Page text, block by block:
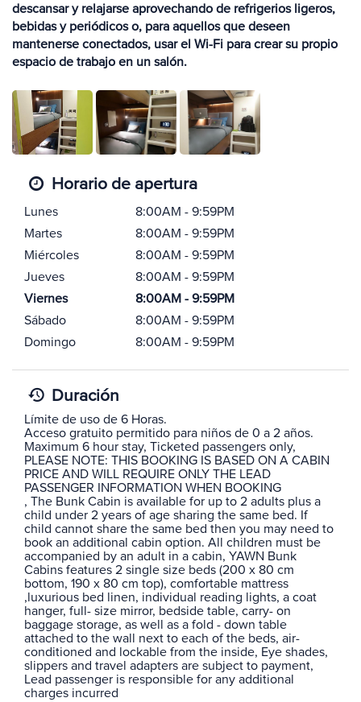
descansar y relajarse aprovechando de refrigerios ligeros,
bebidas y periódicos o, para aquellos que deseen
mantenerse conectados, usar el Wi-Fi para crear su propio
espacio de trabajo en un salón.
Horario de apertura
Lunes
8:00AM - 9:59PM
Martes
8:00AM - 9:59PM
Miércoles
8:00AM - 9:59PM
Jueves
8:00AM - 9:59PM
Viernes
8:00AM - 9:59PM
Sábado
8:00AM - 9:59PM
Domingo
8:00AM - 9:59PM
Duración
Límite de uso de 6 Horas.
Acceso gratuito permitido para niños de 0 a 2 años.
Maximum 6 hour stay, Ticketed passengers only,
PLEASE NOTE: THIS BOOKING IS BASED ON A CABIN
PRICE AND WILL REQUIRE ONLY THE LEAD
PASSENGER INFORMATION WHEN BOOKING
, The Bunk Cabin is available for up to 2 adults plus a
child under 2 years of age sharing the same bed. If
child cannot share the same bed then you may need to
book an additional cabin option. All children must be
accompanied by an adult in a cabin, YAWN Bunk
Cabins features 2 single size beds (200 x 80 cm
bottom, 190 x 80 cm top), comfortable mattress
,luxurious bed linen, individual reading lights, a coat
hanger, full- size mirror, bedside table, carry- on
baggage storage, as well as a fold - down table
attached to the wall next to each of the beds, air-
conditioned and lockable from the inside, Eye shades,
slippers and travel adapters are subject to payment,
Lead passenger is responsible for any additional
charges incurred